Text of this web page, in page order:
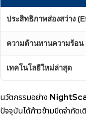
ประสิทธิภาพส่องสว่าง
ความต้านทานความร้อน
เทคโนโลยีใหม่ล่าสุด
นวัตกรรมอย่าง
ปัจจุบันได้ก้าวข้ามขีดจำกัด